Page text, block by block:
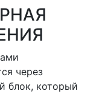
через
блок, который